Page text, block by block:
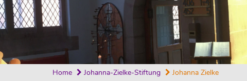
Home Johanna-Zielke-Stiftung Johanna Zielke